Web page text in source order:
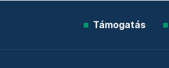
Támogatás